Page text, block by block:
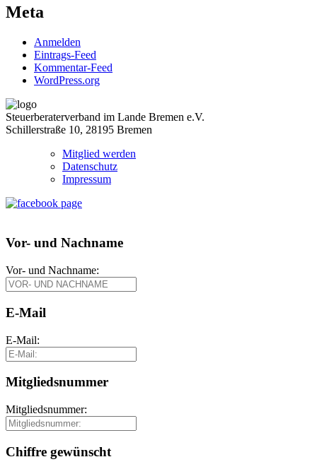
Meta
Anmelden
Eintrags-Feed
Kommentar-Feed
WordPress.org
Steuerberaterverband im Lande Bremen e.V.
Schillerstraße 10, 28195 Bremen
Mitglied werden
Datenschutz
Impressum
Vor- und Nachname
Vor- und Nachname:
E-Mail
E-Mail:
Mitgliedsnummer
Mitgliedsnummer:
Chiffre gewünscht